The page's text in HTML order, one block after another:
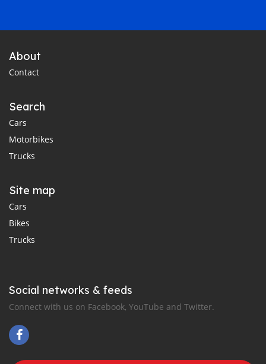
About
Contact
Search
Cars
Motorbikes
Trucks
Site map
Cars
Bikes
Trucks
Social networks & feeds
Connect with us on Facebook, YouTube and Twitter.